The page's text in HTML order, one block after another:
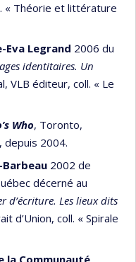
« Théorie et littérature
Eva Legrand 2006 du
identitaires. Un
VLB éditeur, coll. « Le
Who, Toronto,
2004.
2002 de
décerné au
d’écriture. Les lieux dits
d’Union, coll. « Spirale
la Communauté